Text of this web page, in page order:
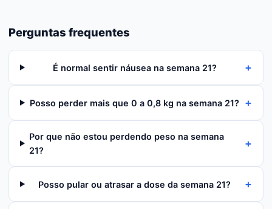
Perguntas frequentes
É normal sentir náusea na semana 21? +
Posso perder mais que 0 a 0,8 kg na semana 21? +
Por que não estou perdendo peso na semana
21?
+
Posso pular ou atrasar a dose da semana 21? +